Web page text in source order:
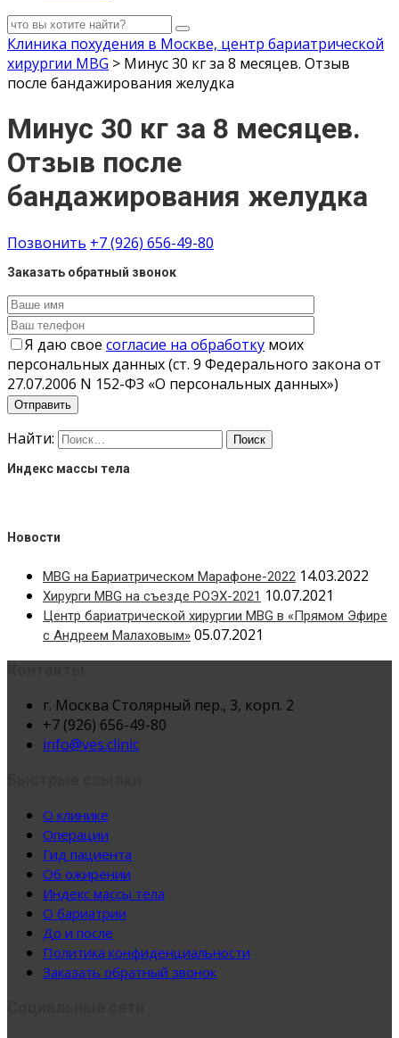
Клиника похудения в Москве, центр бариатрической
хирургии MBG > Минус 30 кг за 8 месяцев. Отзыв
после бандажирования желудка
Минус 30 кг за 8 месяцев.
Отзыв после
бандажирования желудка
Позвонить +7 (926) 656-49-80
Заказать обратный звонок
Я даю свое согласие на обработку моих
персональных данных (ст. 9 Федерального закона от
27.07.2006 N 152-ФЗ «О персональных данных»)
Найти:
Индекс массы тела
Новости
MBG на Бариатрическом Марафоне-2022 14.03.2022
Хирурги MBG на съезде РОЭХ-2021 10.07.2021
Центр бариатрической хирургии MBG в «Прямом Эфире
с Андреем Малаховым» 05.07.2021
г. Москва Столярный пер., 3, корп. 2
+7 (926) 656-49-80
info@ves.clinic
О клинике
Операции
Гид пациента
Об ожирении
Индекс массы тела
О бариатрии
До и после
Политика конфиденциальности
Заказать обратный звонок